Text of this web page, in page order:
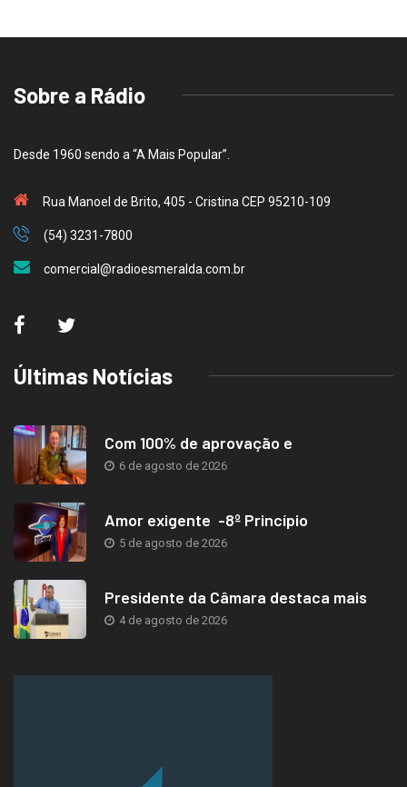
Sobre a Rádio
Desde 1960 sendo a “A Mais Popular”.
Rua Manoel de Brito, 405 - Cristina CEP 95210-109
(54) 3231-7800
comercial@radioesmeralda.com.br
Últimas Notícias
Com 100% de aprovação e
6 de agosto de 2026
Amor exigente -8º Princípio
5 de agosto de 2026
Presidente da Câmara destaca mais
4 de agosto de 2026